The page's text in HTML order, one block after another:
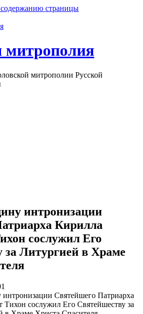
страницы
митрополия
митрополии Русской
интронизации
Кирилла
сослужил Его
за Литургией в Храме